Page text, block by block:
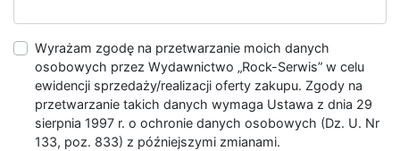
Wyrażam zgodę na przetwarzanie moich danych
osobowych przez Wydawnictwo „Rock-Serwis” w celu
ewidencji sprzedaży/realizacji oferty zakupu. Zgody na
przetwarzanie takich danych wymaga Ustawa z dnia 29
sierpnia 1997 r. o ochronie danych osobowych (Dz. U. Nr
133, poz. 833) z późniejszymi zmianami.